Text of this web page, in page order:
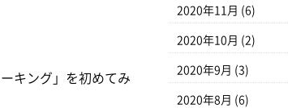
キング」を初めてみ
2020年11月 (6)
2020年10月 (2)
2020年9月 (3)
2020年8月 (6)